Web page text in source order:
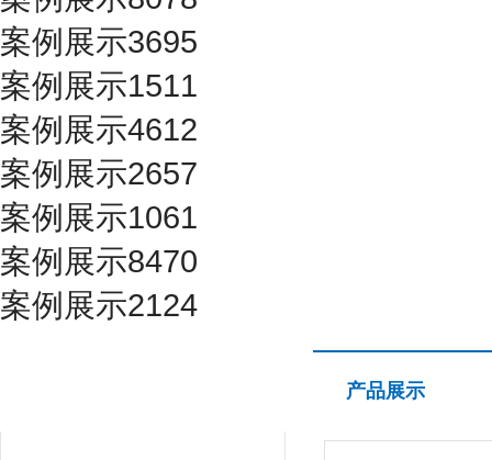
案例展示3695
案例展示1511
案例展示4612
案例展示2657
案例展示1061
案例展示8470
案例展示2124
产品展示